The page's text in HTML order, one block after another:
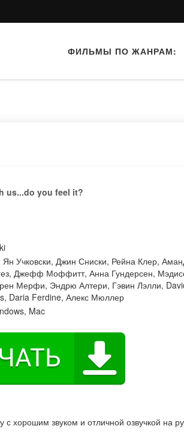
ФИЛЬМЫ ПО ЖАНРАМ:
us...do you feel it?
Ян Учковски, Джин Сниски, Рейна Клер,
, Джефф Моффитт, Анна Гундерсен,
Мерфи, Эндрю Алтери, Гэвин Лэлли,
, Daria Ferdine, Алекс Мюллер
Mac
хорошим звуком и отличной озвучкой на